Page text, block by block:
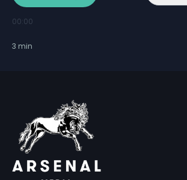
00:00
3 min